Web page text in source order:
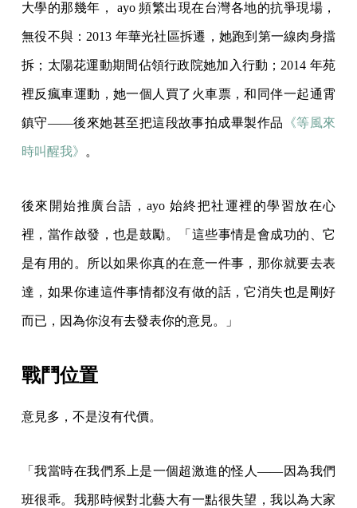
大學的那幾年， ayo 頻繁出現在台灣各地的抗爭現場，
無役不與：2013 年華光社區拆遷，她跑到第一線肉身擋
拆；太陽花運動期間佔領行政院她加入行動；2014 年苑
裡反瘋車運動，她一個人買了火車票，和同伴一起通霄
鎮守——後來她甚至把這段故事拍成畢製作品 《等風來
時叫醒我》 。
後來開始推廣台語，ayo 始終把社運裡的學習放在心
裡，當作啟發，也是鼓勵。「這些事情是會成功的、它
是有用的。所以如果你真的在意一件事，那你就要去表
達，如果你連這件事情都沒有做的話，它消失也是剛好
而已，因為你沒有去發表你的意見。」
戰鬥位置
意見多，不是沒有代價。
「我當時在我們系上是一個超激進的怪人——因為我們
班很乖。我那時候對北藝大有一點很失望，我以為大家